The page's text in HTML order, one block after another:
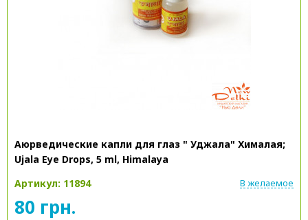
Аюрведические капли для глаз " Уджала" Хималая;
Ujala Eye Drops, 5 ml, Himalaya
Артикул: 11894
В желаемое
80 грн.